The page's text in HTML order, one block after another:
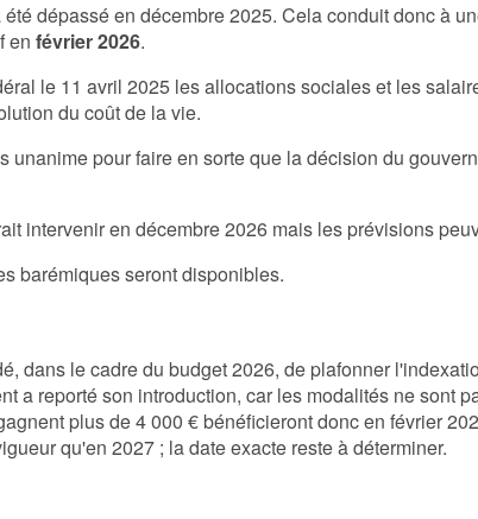
dépassé en décembre 2025. Cela conduit donc à
en février 2026.
le 11 avril 2025 les allocations sociales et les
du coût de la vie.
pour faire en sorte que la décision du
intervenir en décembre 2026 mais les prévisions
barémiques seront disponibles.
dans le cadre du budget 2026, de plafonner
a reporté son introduction, car les modalités ne sont
plus de 4 000 € bénéficieront donc en février
qu'en 2027 ; la date exacte reste à déterminer.